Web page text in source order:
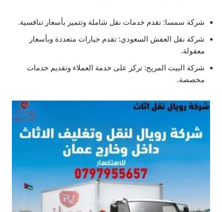
شركة سمسا: تقدم خدمات نقل شاملة وتتميز بأسعار تنافسية.
شركة نقل العفش السعودي: تقدم خيارات متعددة وبأسعار
معقولة.
شركة البيت المريح: تركز على خدمة العملاء وتقديم خدمات
مخصصة.